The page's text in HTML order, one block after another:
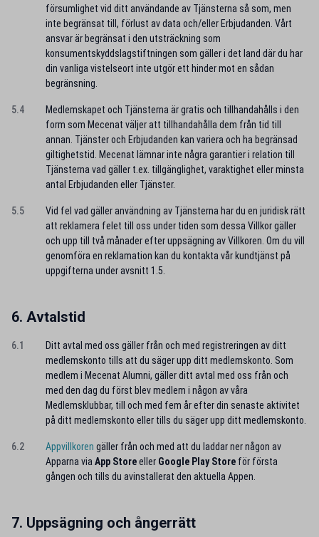
försumlighet vid ditt användande av Tjänsterna så som, men
inte begränsat till, förlust av data och/eller Erbjudanden. Vårt
ansvar är begränsat i den utsträckning som
konsumentskyddslagstiftningen som gäller i det land där du har
din vanliga vistelseort inte utgör ett hinder mot en sådan
begränsning.
5.4
Medlemskapet och Tjänsterna är gratis och tillhandahålls i den
form som Mecenat väljer att tillhandahålla dem från tid till
annan. Tjänster och Erbjudanden kan variera och ha begränsad
giltighetstid. Mecenat lämnar inte några garantier i relation till
Tjänsterna vad gäller t.ex. tillgänglighet, varaktighet eller minsta
antal Erbjudanden eller Tjänster.
5.5
Vid fel vad gäller användning av Tjänsterna har du en juridisk rätt
att reklamera felet till oss under tiden som dessa Villkor gäller
och upp till två månader efter uppsägning av Villkoren. Om du vill
genomföra en reklamation kan du kontakta vår kundtjänst på
uppgifterna under avsnitt 1.5.
6. Avtalstid
6.1
Ditt avtal med oss gäller från och med registreringen av ditt
medlemskonto tills att du säger upp ditt medlemskonto. Som
medlem i Mecenat Alumni, gäller ditt avtal med oss från och
med den dag du först blev medlem i någon av våra
Medlemsklubbar, till och med fem år efter din senaste aktivitet
på ditt medlemskonto eller tills du säger upp ditt medlemskonto.
6.2 Appvillkoren gäller från och med att du laddar ner någon av
Apparna via App Storeeller Google Play Store för första
gången och tills du avinstallerat den aktuella Appen.
7. Uppsägning och ångerrätt